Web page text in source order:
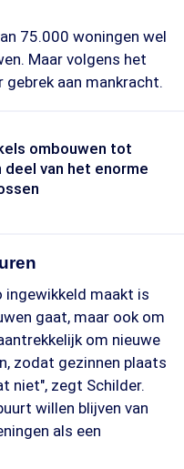
75.000 woningen wel
Maar volgens het
aan mankracht.
ombouwen tot
deel van het enorme
ingewikkeld maakt is
gaat, maar ook om
om nieuwe
zodat gezinnen plaats
niet", zegt Schilder.
willen blijven van
als een